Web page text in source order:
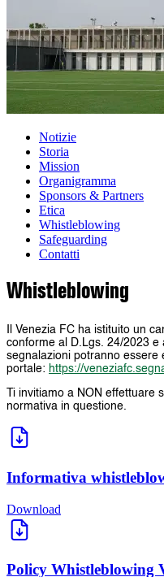
Notizie
Storia
Mission
Organigramma
Sponsors & Partners
Etica
Whistleblowing
Safeguarding
Contatti
Whistleblowing
Il Venezia FC ha istituito un
conforme al D.Lgs. 24/2023
segnalazioni potranno essere
portale: https://
Ti invitiamo a NON effettuare
normativa in questione.
Informativa
Download
Policy Whistleblowing